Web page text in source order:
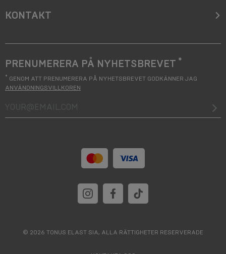
KONTAKT
PRENUMERERA PÅ NYHETSBREVET *
* GENOM ATT PRENUMERERA PÅ NYHETSBREVET GODKÄNNER JAG
ANVÄNDNINGSVILLKOREN
your@email.com
© 2026 TONUS ELAST SIA, ALLA RÄTTIGHETER RESERVERADE